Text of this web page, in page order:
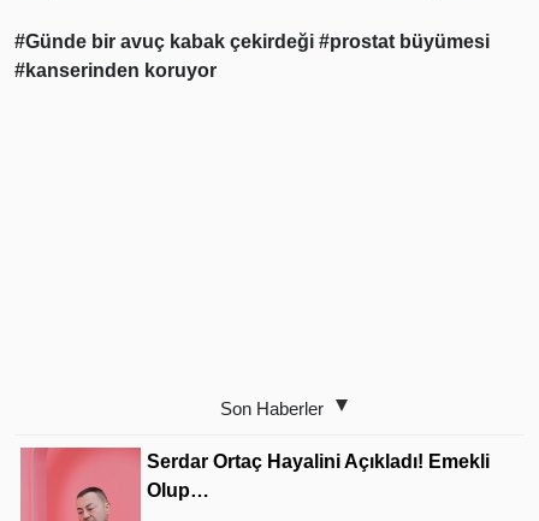
#Günde bir avuç kabak çekirdeği #prostat büyümesi
#kanserinden koruyor
Son Haberler
Serdar Ortaç Hayalini Açıkladı! Emekli
Olup…